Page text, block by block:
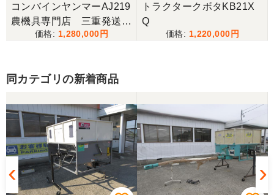
コンバインヤンマーAJ219
農機具専門店 三重発送整
備済み
1,280,000
トラクタークボタKB21X
Q
1,220,000
同カテゴリの新着商品